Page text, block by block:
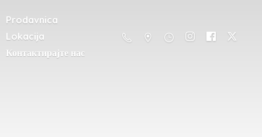
Prodavnica
Lokacija
Контактирајте нас